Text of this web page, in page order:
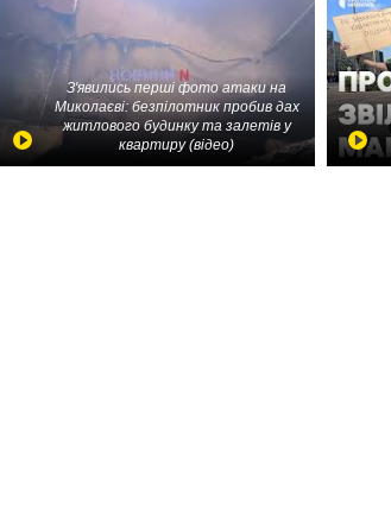
З'явились перші фото атаки на
Миколаєві: безпілотник пробив дах
житлового будинку та залетів у
квартиру (відео)